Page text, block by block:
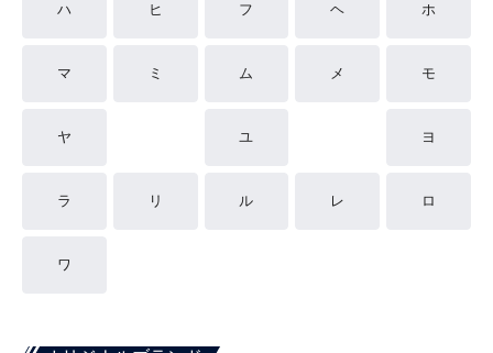
ハ ヒ フ ヘ ホ
マ ミ ム メ モ
ヤ ユ ヨ
ラ リ ル レ ロ
ワ